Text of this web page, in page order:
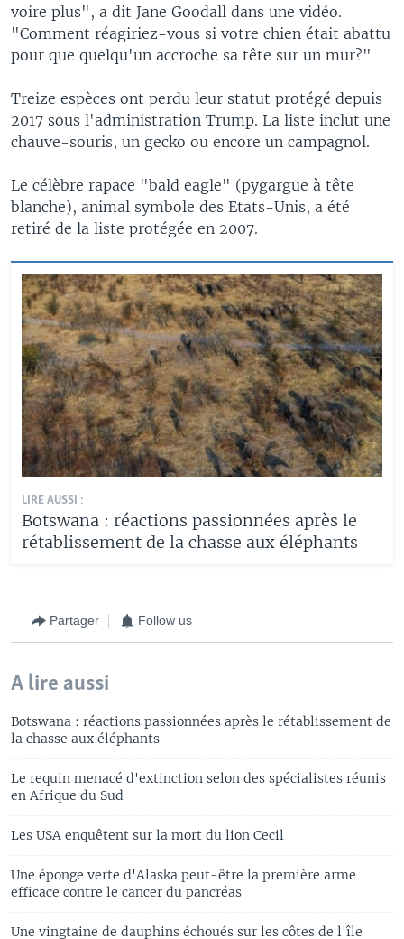
voire plus", a dit Jane Goodall dans une vidéo.
"Comment réagiriez-vous si votre chien était abattu
pour que quelqu'un accroche sa tête sur un mur?"
Treize espèces ont perdu leur statut protégé depuis
2017 sous l'administration Trump. La liste inclut une
chauve-souris, un gecko ou encore un campagnol.
Le célèbre rapace "bald eagle" (pygargue à tête
blanche), animal symbole des Etats-Unis, a été
retiré de la liste protégée en 2007.
LIRE AUSSI :
Botswana : réactions passionnées après le
rétablissement de la chasse aux éléphants
Partager Follow us
A lire aussi
Botswana : réactions passionnées après le rétablissement de
la chasse aux éléphants
Le requin menacé d'extinction selon des spécialistes réunis
en Afrique du Sud
Les USA enquêtent sur la mort du lion Cecil
Une éponge verte d'Alaska peut-être la première arme
efficace contre le cancer du pancréas
Une vingtaine de dauphins échoués sur les côtes de l'île